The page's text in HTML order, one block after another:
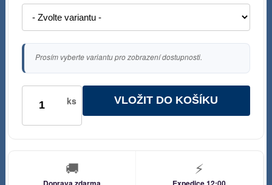
Prosím vyberte variantu pro zobrazení dostupnosti.
ks VLOŽIT DO KOŠÍKU
🚚 ⚡